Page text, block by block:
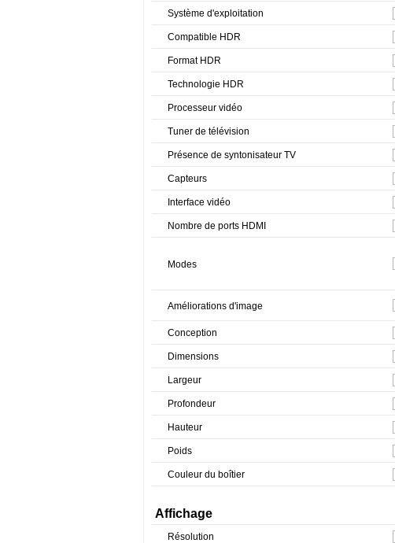
Système d'exploitation
Compatible HDR
Format HDR
Technologie HDR
Processeur vidéo
Tuner de télévision
Présence de syntonisateur TV
Capteurs
Interface vidéo
Nombre de ports HDMI
Modes
Améliorations d'image
Conception
Dimensions
Largeur
Profondeur
Hauteur
Poids
Couleur du boîtier
Affichage
Résolution